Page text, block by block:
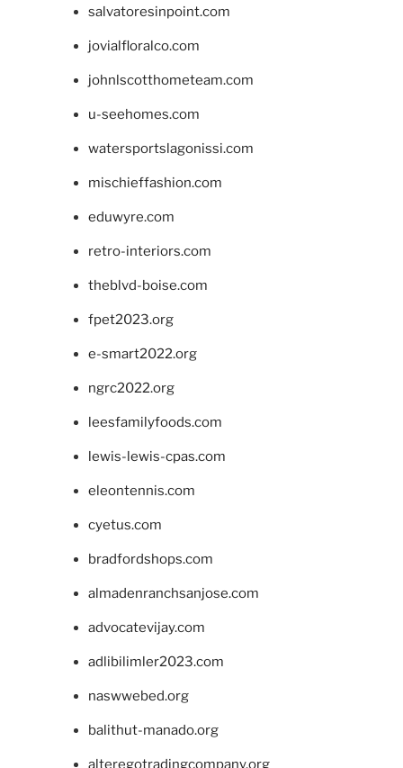
salvatoresinpoint.com
jovialfloralco.com
johnlscotthometeam.com
u-seehomes.com
watersportslagonissi.com
mischieffashion.com
eduwyre.com
retro-interiors.com
theblvd-boise.com
fpet2023.org
e-smart2022.org
ngrc2022.org
leesfamilyfoods.com
lewis-lewis-cpas.com
eleontennis.com
cyetus.com
bradfordshops.com
almadenranchsanjose.com
advocatevijay.com
adlibilimler2023.com
naswwebed.org
balithut-manado.org
alteregotradingcompany.org